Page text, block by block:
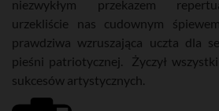
niezwykłym przekazem
urzekliście nas cudownym
prawdziwa wzruszająca uczta dla
pieśni patriotycznej. Życzył
sukcesów artystycznych.